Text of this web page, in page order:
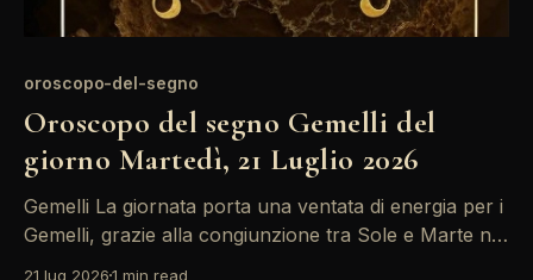
oroscopo-del-segno
Oroscopo del segno Gemelli del
giorno Martedì, 21 Luglio 2026
Gemelli La giornata porta una ventata di energia per i
Gemelli, grazie alla congiunzione tra Sole e Marte nel
21 lug 20261 min read